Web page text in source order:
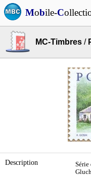
Mobile-C
MC-Timbres /
Description
Série